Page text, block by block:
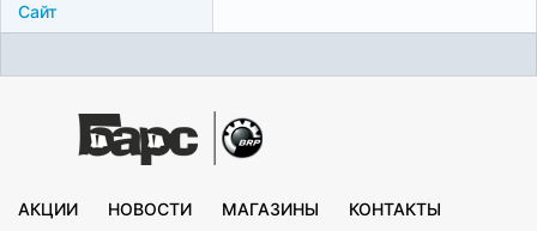
Сайт
АКЦИИ НОВОСТИ МАГАЗИНЫ КОНТАКТЫ